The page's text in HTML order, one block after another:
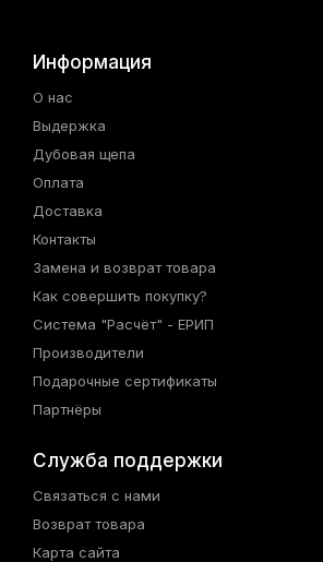
Информация
О нас
Выдержка
Дубовая щепа
Оплата
Доставка
Контакты
Замена и возврат товара
Как совершить покупку?
Система "Расчёт" - ЕРИП
Производители
Подарочные сертификаты
Партнёры
Служба поддержки
Связаться с нами
Возврат товара
Карта сайта